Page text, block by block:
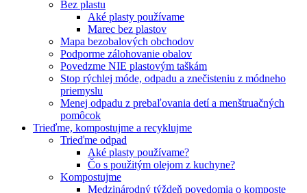
Bez plastu
Aké plasty používame
Marec bez plastov
Mapa bezobalových obchodov
Podporme zálohovanie obalov
Povedzme NIE plastovým taškám
Stop rýchlej móde, odpadu a znečisteniu z módneho
priemyslu
Menej odpadu z prebaľovania detí a menštruačných
pomôcok
Trieďme, kompostujme a recyklujme
Trieďme odpad
Aké plasty používame?
Čo s použitým olejom z kuchyne?
Kompostujme
Medzinárodný týždeň povedomia o komposte